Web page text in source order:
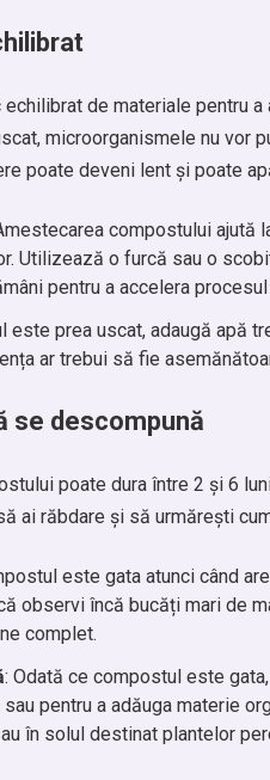
de materiale pentru
microorganismele nu vor
poate deveni lent și poate
compostului ajută
Utilizează o furcă sau o
pentru a accelera
este prea uscat, adaugă apă
ar trebui să fie
se descompună
poate dura între 2 și 6
ai răbdare și să urmărești
este gata atunci când
observi încă bucăți mari de
complet.
: Odată ce compostul este
pentru a adăuga materie
în solul destinat plantelor